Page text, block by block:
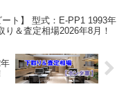
ート】 型式：E-PP1 1993年
り＆査定相場2026年8月！